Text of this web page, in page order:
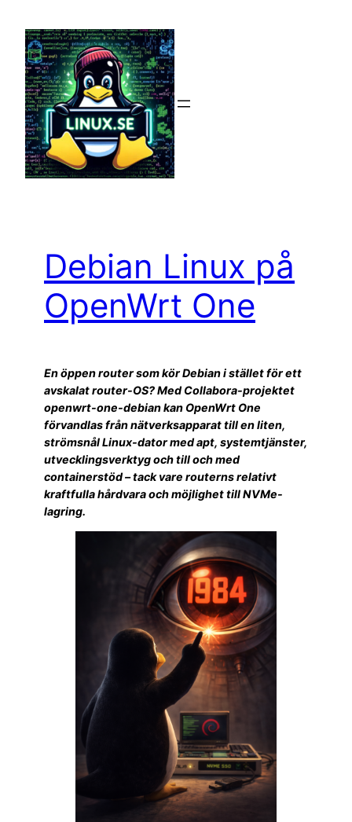
innehåll
Debian Linux på
OpenWrt One
En öppen router som kör Debian i stället för ett
avskalat router-OS? Med Collabora-projektet
openwrt-one-debian kan OpenWrt One
förvandlas från nätverksapparat till en liten,
strömsnål Linux-dator med apt, systemtjänster,
utvecklingsverktyg och till och med
containerstöd – tack vare routerns relativt
kraftfulla hårdvara och möjlighet till NVMe-
lagring.